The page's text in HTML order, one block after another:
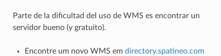
Parte de la dificultad del uso de WMS es encontrar un
servidor bueno (y gratuito).
Encontre um novo WMS em directory.spatineo.com